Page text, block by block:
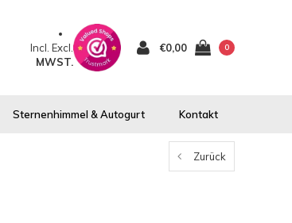
Incl. Excl.
MWST.
€0,00 0
Sternenhimmel & Autogurt Kontakt
Zurück